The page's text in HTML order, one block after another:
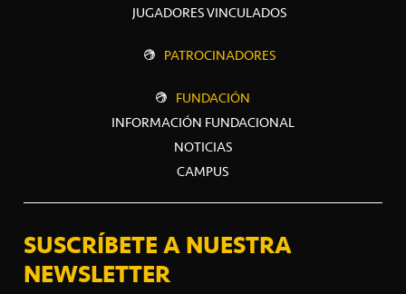
JUGADORES VINCULADOS
PATROCINADORES
FUNDACIÓN
INFORMACIÓN FUNDACIONAL
NOTICIAS
CAMPUS
SUSCRÍBETE A NUESTRA
NEWSLETTER